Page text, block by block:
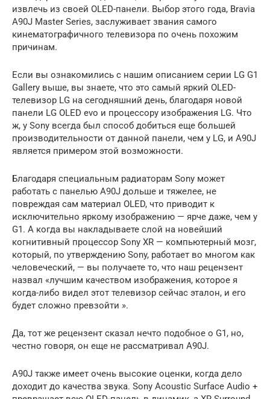
извлечь из своей OLED-панели. Выбор этого года, Bravia
A90J Master Series, заслуживает звания самого
кинематографичного телевизора по очень похожим
причинам.
Если вы ознакомились с нашим описанием серии LG G1
Gallery выше, вы знаете, что это самый яркий OLED-
телевизор LG на сегодняшний день, благодаря новой
панели LG OLED evo и процессору изображения LG. Что
ж, у Sony всегда был способ добиться еще большей
производительности от данной панели, чем у LG, и A90J
является примером этой возможности.
Благодаря специальным радиаторам Sony может
работать с панелью A90J дольше и тяжелее, не
повреждая сам материал OLED, что приводит к
исключительно яркому изображению — ярче даже, чем у
G1. А когда вы накладываете слой на новейший
когнитивный процессор Sony XR — компьютерный мозг,
который, по утверждению Sony, работает во многом как
человеческий, — вы получаете то, что наш рецензент
назвал «лучшим качеством изображения, которое я
когда-либо видел этот телевизор сейчас эталон, и его
будет сложно превзойти ».
Да, тот же рецензент сказал нечто подобное о G1, но,
честно говоря, он еще не рассматривал A90J.
A90J также имеет очень высокие оценки, когда дело
доходит до качества звука. Sony Acoustic Surface Audio +